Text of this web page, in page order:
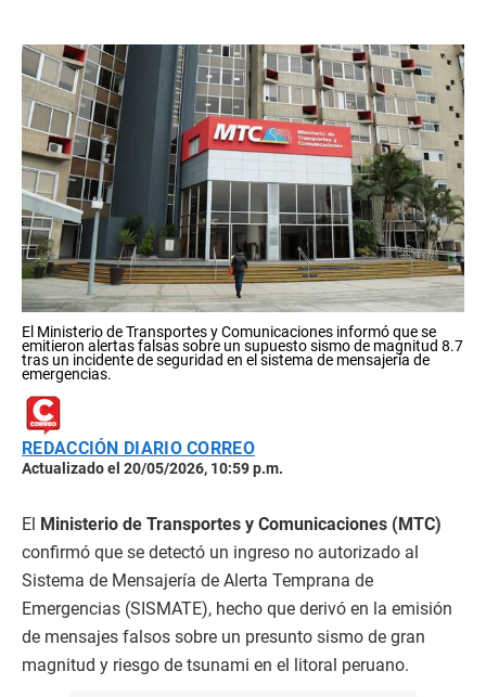
El Ministerio de Transportes y Comunicaciones informó que se
emitieron alertas falsas sobre un supuesto sismo de magnitud 8.7
tras un incidente de seguridad en el sistema de mensajería de
emergencias.
REDACCIÓN DIARIO CORREO
Actualizado el 20/05/2026, 10:59 p.m.
El Ministerio de Transportes y Comunicaciones (MTC)
confirmó que se detectó un ingreso no autorizado al
Sistema de Mensajería de Alerta Temprana de
Emergencias (SISMATE), hecho que derivó en la emisión
de mensajes falsos sobre un presunto sismo de gran
magnitud y riesgo de tsunami en el litoral peruano.